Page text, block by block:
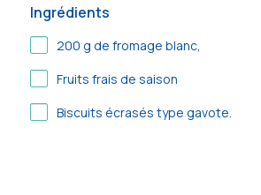
Ingrédients
200 g de fromage blanc,
Fruits frais de saison
Biscuits écrasés type gavote.